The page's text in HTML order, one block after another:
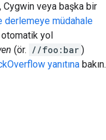
Cygwin veya başka bir
derlemeye müdahale
otomatik yol
(ör. //foo:bar )
yanıtına bakın.